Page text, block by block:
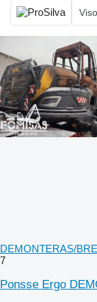
DEMONTERAS/
7
Ponsse Ergo